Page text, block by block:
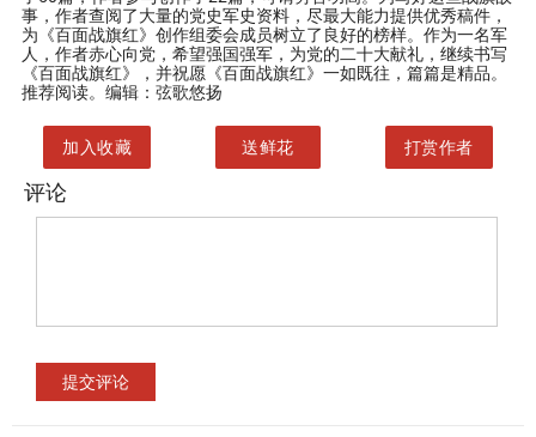
事，作者查阅了大量的党史军史资料，尽最大能力提供优秀稿件，
为《百面战旗红》创作组委会成员树立了良好的榜样。作为一名军
人，作者赤心向党，希望强国强军，为党的二十大献礼，继续书写
《百面战旗红》，并祝愿《百面战旗红》一如既往，篇篇是精品。
推荐阅读。编辑：弦歌悠扬
加入收藏 送鲜花 打赏作者
评论